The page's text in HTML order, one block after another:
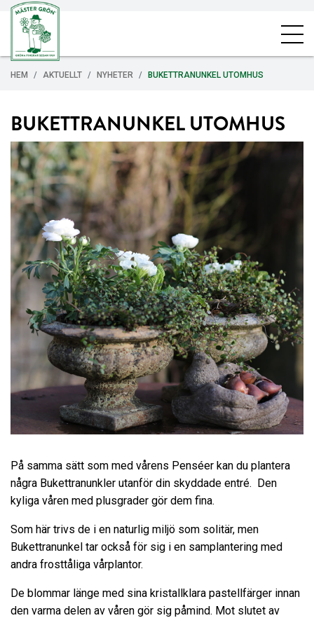
HEM AKTUELLT NYHETER BUKETTRANUNKEL UTOMHUS
BUKETTRANUNKEL UTOMHUS
På samma sätt som med vårens Penséer kan du plantera
några Bukettranunkler utanför din skyddade entré. Den
kyliga våren med plusgrader gör dem fina.
Som här trivs de i en naturlig miljö som solitär, men
Bukettranunkel tar också för sig i en samplantering med
andra frosttåliga vårplantor.
De blommar länge med sina kristallklara pastellfärger innan
den varma delen av våren gör sig påmind. Mot slutet av